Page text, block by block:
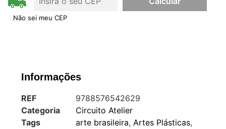
Não sei meu CEP
Informações
REF
9788576542629
Categoria
Circuito Atelier
Tags
arte brasileira, Artes Plásticas,